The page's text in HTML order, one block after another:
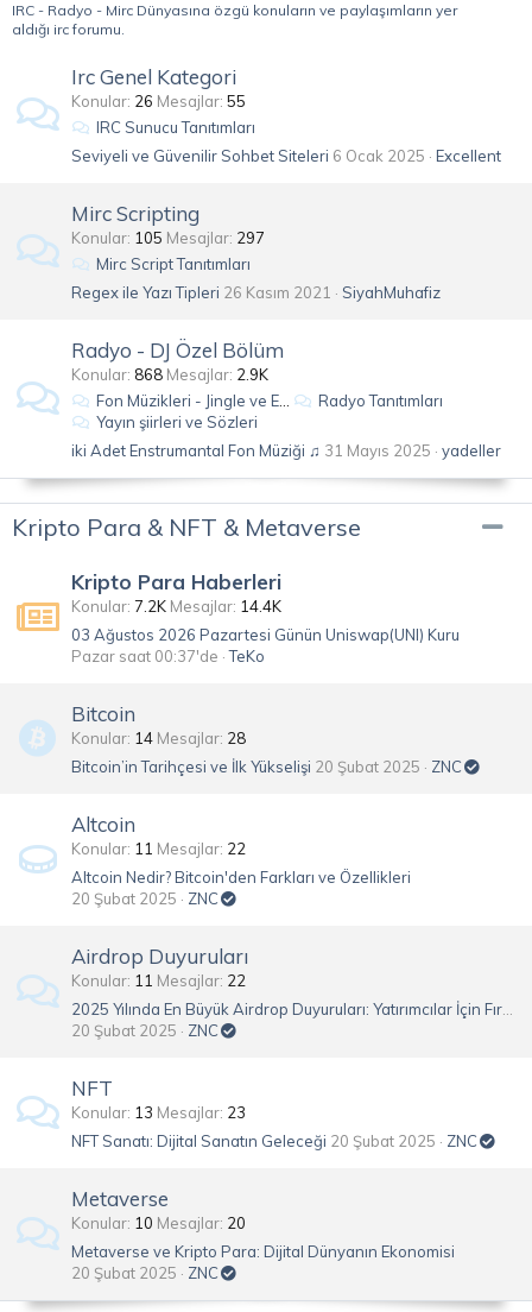
IRC - Radyo - Mirc Dünyasına özgü konuların ve paylaşımların yer
aldığı irc forumu.
Irc Genel Kategori
Konular 26 Mesajlar 55
IRC Sunucu Tanıtımları
Seviyeli ve Güvenilir Sohbet Siteleri 6 Ocak 2025 Excellent
Mirc Scripting
Konular 105 Mesajlar 297
Mirc Script Tanıtımları
Regex ile Yazı Tipleri 26 Kasım 2021 SiyahMuhafiz
Radyo - DJ Özel Bölüm
Konular 868 Mesajlar 2.9K
Fon Müzikleri - Jingle ve Efektler
Radyo Tanıtımları
Yayın şiirleri ve Sözleri
iki Adet Enstrumantal Fon Müziği ♫ 31 Mayıs 2025 yadeller
Kripto Para & NFT & Metaverse
Kripto Para Haberleri
Konular 7.2K Mesajlar 14.4K
03 Ağustos 2026 Pazartesi Günün Uniswap(UNI) Kuru
Pazar saat 00:37'de
TeKo
Bitcoin
Konular 14 Mesajlar 28
Bitcoin’in Tarihçesi ve İlk Yükselişi 20 Şubat 2025 ZNC
Altcoin
Konular 11 Mesajlar 22
Altcoin Nedir? Bitcoin'den Farkları ve Özellikleri
20 Şubat 2025
ZNC
Airdrop Duyuruları
Konular 11 Mesajlar 22
20 Şubat 2025
ZNC
NFT
Konular 13 Mesajlar 23
NFT Sanatı: Dijital Sanatın Geleceği 20 Şubat 2025 ZNC
Metaverse
Konular 10 Mesajlar 20
Metaverse ve Kripto Para: Dijital Dünyanın Ekonomisi
20 Şubat 2025
ZNC